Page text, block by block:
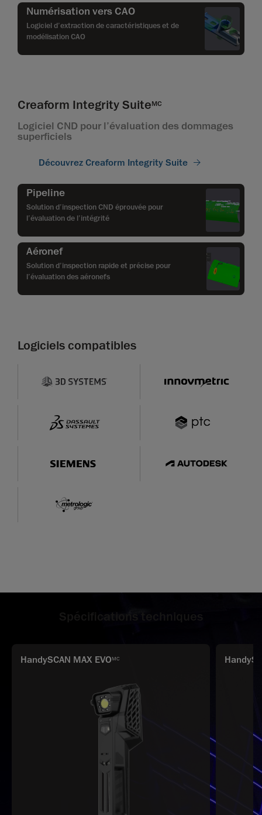
Numérisation vers CAO
Logiciel d’extraction de caractéristiques et de
modélisation CAO
Creaform Integrity SuiteMC
Logiciel CND pour l’évaluation des dommages
superficiels
Découvrez Creaform Integrity Suite
Pipeline
Solution d’inspection CND éprouvée pour
l’évaluation de l’intégrité
Aéronef
Solution d’inspection rapide et précise pour
l’évaluation des aéronefs
Logiciels compatibles
HandySCAN MAX EVOMC